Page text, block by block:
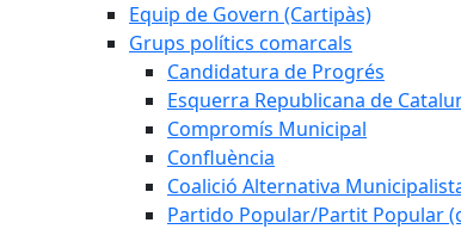
Equip de Govern (Cartipàs)
Grups polítics comarcals
Candidatura de Progrés
Esquerra Republicana de
Compromís Municipal
Confluència
Coalició Alternativa
Partido Popular/Partit Popular